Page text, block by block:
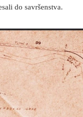
do savršenstva.